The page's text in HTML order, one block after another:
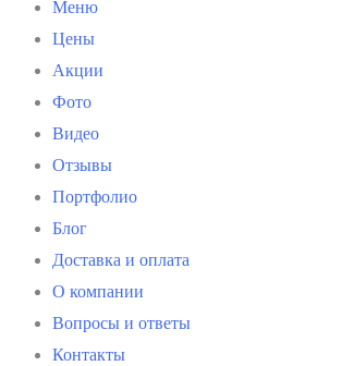
Меню
Цены
Акции
Фото
Видео
Отзывы
Портфолио
Блог
Доставка и оплата
О компании
Вопросы и ответы
Контакты